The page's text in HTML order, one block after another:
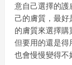
意自己選擇的護
己的膚質，最
的膚質來選擇購
但要用的還是
也會慢慢變得不